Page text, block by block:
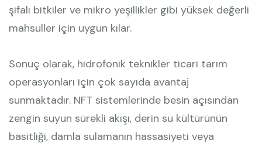
şifalı bitkiler ve mikro yeşillikler gibi yüksek değerli
mahsuller için uygun kılar.
Sonuç olarak, hidrofonik teknikler ticari tarım
operasyonları için çok sayıda avantaj
sunmaktadır. NFT sistemlerinde besin açısından
zengin suyun sürekli akışı, derin su kültürünün
basitliği, damla sulamanın hassasiyeti veya